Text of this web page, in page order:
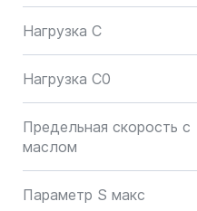
Нагрузка C
Нагрузка C0
Предельная скорость с
маслом
Параметр S макс